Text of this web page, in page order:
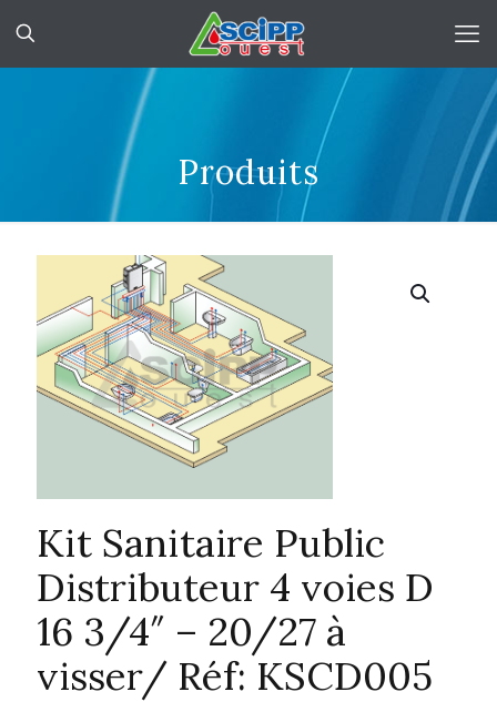
Produits
Kit Sanitaire Public
Distributeur 4 voies D
16 3/4″ – 20/27 à
visser/ Réf: KSCD005